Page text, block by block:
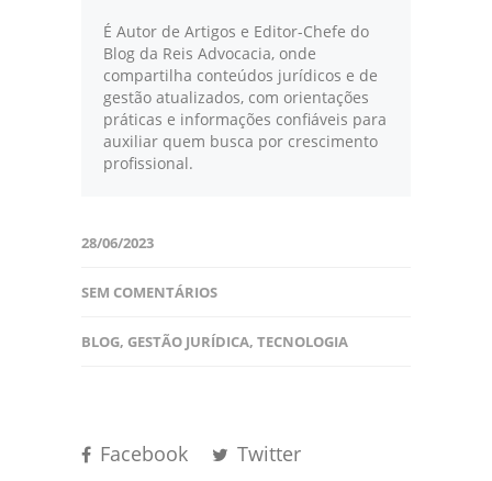
É Autor de Artigos e Editor-Chefe do
Blog da Reis Advocacia, onde
compartilha conteúdos jurídicos e de
gestão atualizados, com orientações
práticas e informações confiáveis para
auxiliar quem busca por crescimento
profissional.
28/06/2023
SEM COMENTÁRIOS
BLOG, GESTÃO JURÍDICA, TECNOLOGIA
Facebook
Twitter